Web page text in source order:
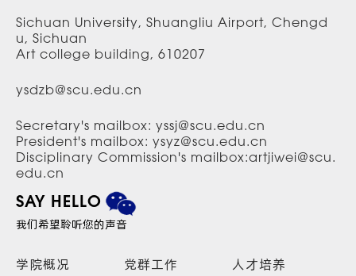
Sichuan University, Shuangliu Airport, Chengd
u, Sichuan
Art college building, 610207
ysdzb@scu.edu.cn
Secretary's mailbox: yssj@scu.edu.cn
President's mailbox: ysyz@scu.edu.cn
Disciplinary Commission's mailbox:artjiwei@scu.
edu.cn
SAY HELLO
我们希望聆听您的声音
学院概况 党群工作
人才培养